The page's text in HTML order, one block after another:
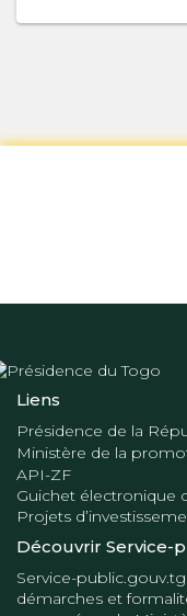
Liens
Présidence de la
Ministère de la
API-ZF
Guichet électronique
Projets
Découvrir Service-
Service-public.gouv.tg
démarches et